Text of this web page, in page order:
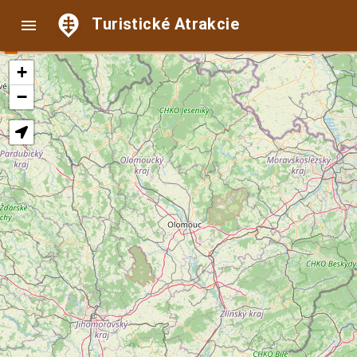
 Turistické Atrakcie
+
−